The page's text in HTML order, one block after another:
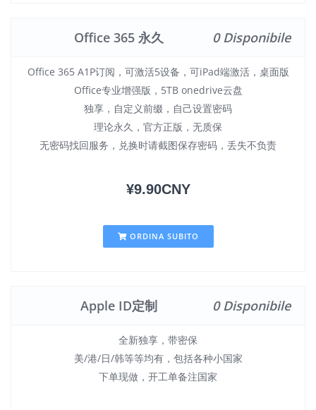
Office 365 永久 0 Disponibile
Office 365 A1P订阅，可激活5设备，可iPad端激活，桌面版
Office专业增强版，5TB onedrive云盘
独享，自定义前缀，自己设置密码
理论永久，官方正版，无质保
无密码找回服务，兑换时请截图保存密码，丢失不负责
¥9.90CNY
ORDINA SUBITO
Apple ID定制 0 Disponibile
全新独享，带密保
美/港/日/韩等等均有，包括各种小国家
下单现做，开工单备注国家